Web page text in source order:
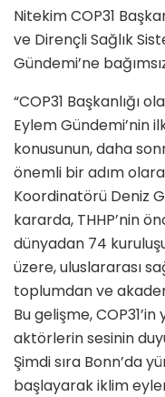
Nitekim COP31
ve Dirençli Sağlık
Gündemi’ne
“COP31 Başkanlığı
Eylem Gündemi’nin
konusunun, daha
önemli bir adım
Koordinatörü Deniz
kararda, THHP’nin
dünyadan 74
üzere, uluslararası
toplumdan ve
Bu gelişme, COP31’in
aktörlerin sesinin
Şimdi sıra Bonn’da
başlayarak iklim